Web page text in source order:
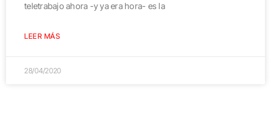
teletrabajo ahora -y ya era hora- es la
LEER MÁS
28/04/2020